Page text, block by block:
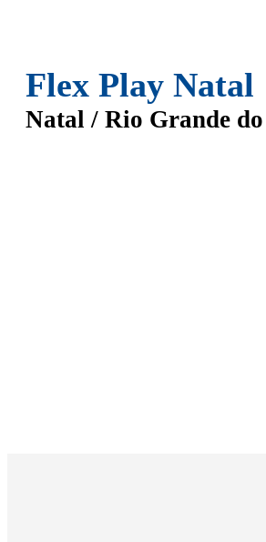
Flex Play Natal
Natal / Rio Grande